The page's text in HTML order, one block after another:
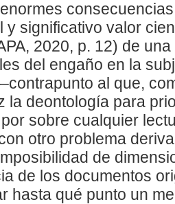
y significativo valor
2020, p. 12) de
del engaño en la
al que,
la deontología para
sobre cualquier
otro problema
de
de los documentos
hasta qué punto un